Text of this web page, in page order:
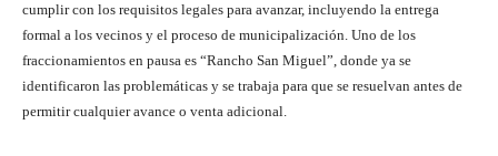
cumplir con los requisitos legales para avanzar, incluyendo la entrega
formal a los vecinos y el proceso de municipalización. Uno de los
fraccionamientos en pausa es “Rancho San Miguel”, donde ya se
identificaron las problemáticas y se trabaja para que se resuelvan antes de
permitir cualquier avance o venta adicional.